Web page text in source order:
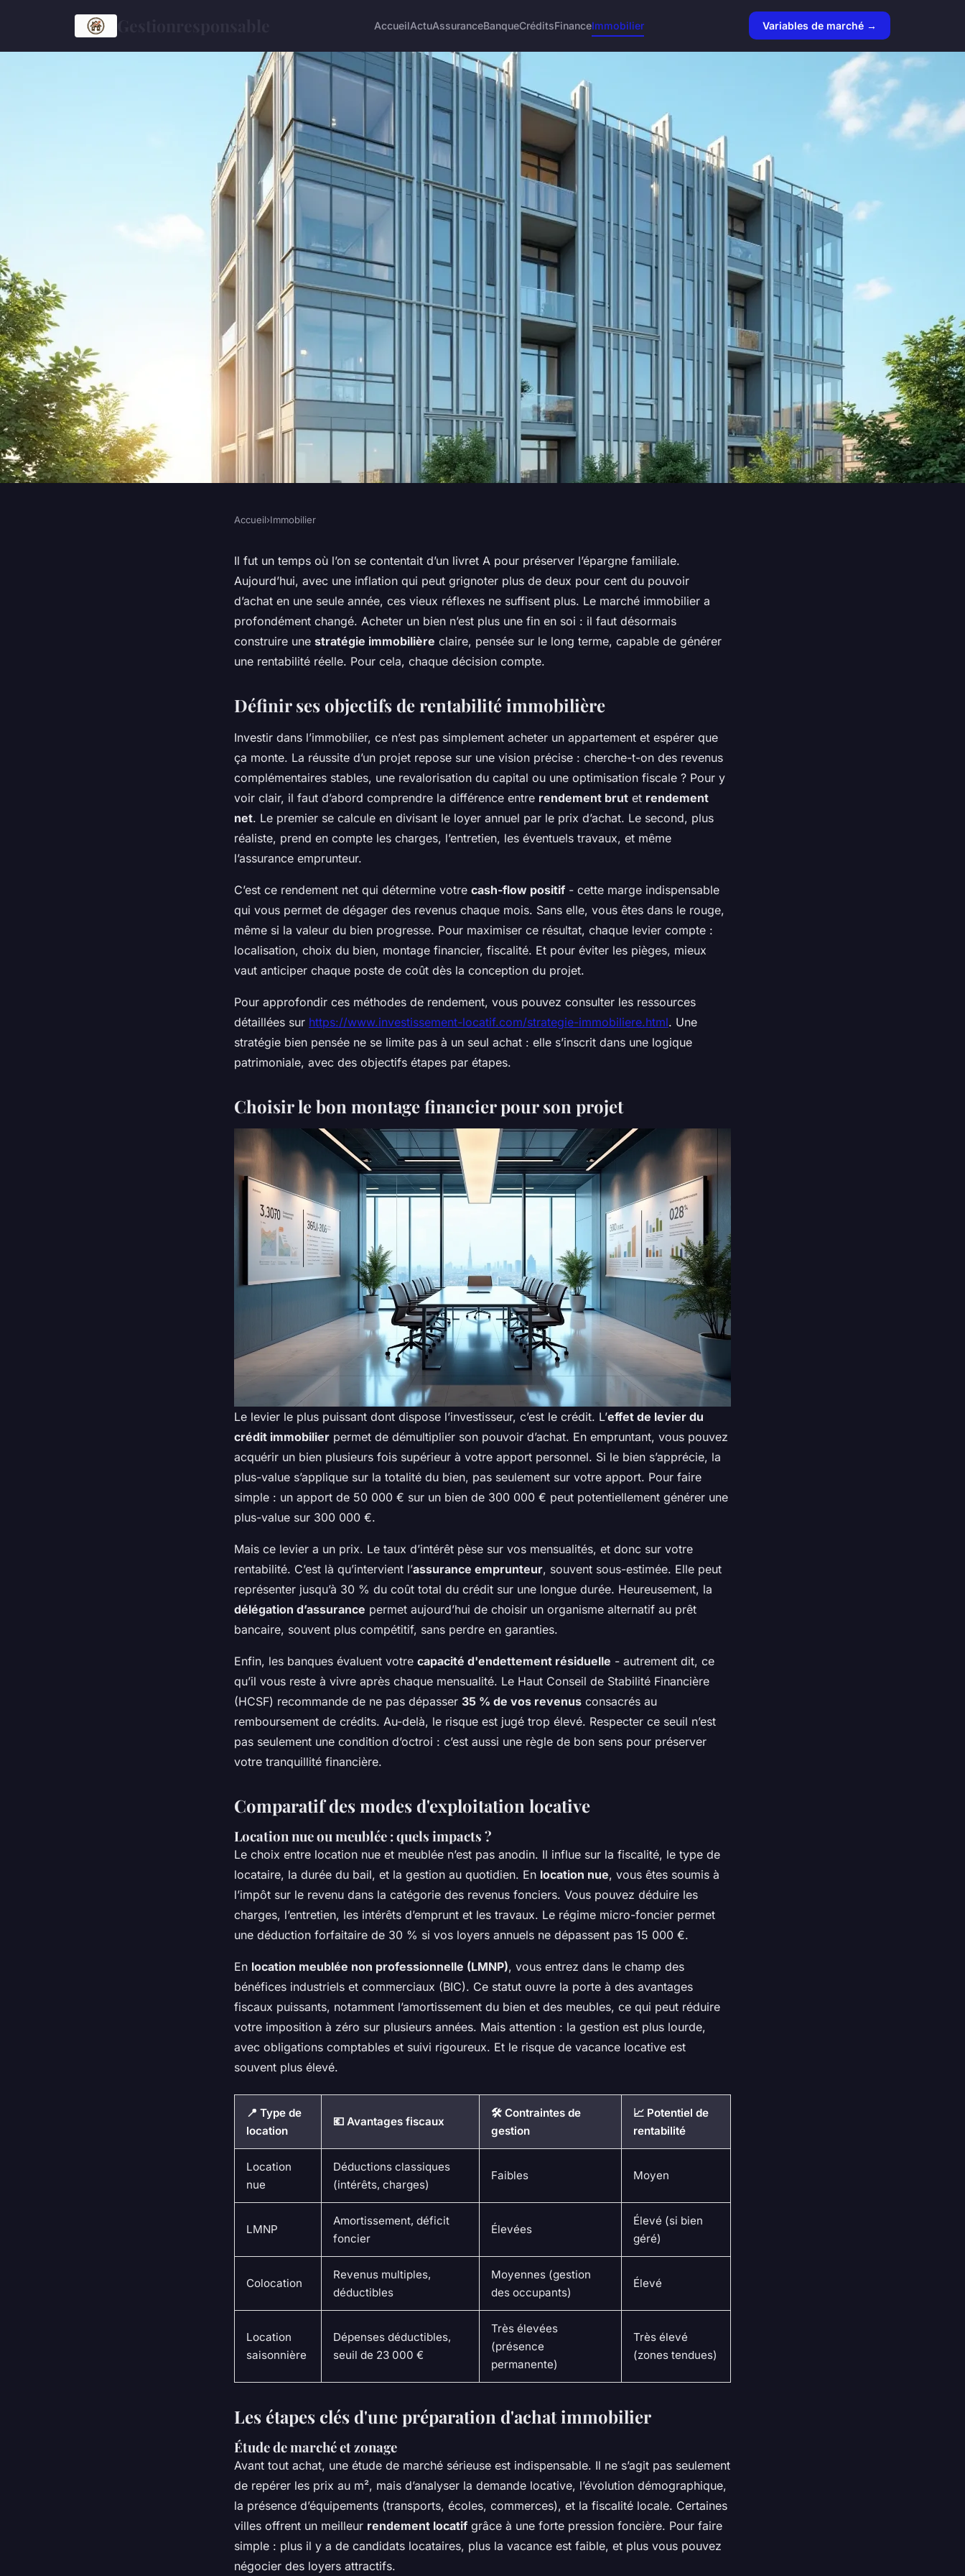
AccueilActuAssuranceBanqueCréditsFinanceImmobilier Variables de marché →
Comment élaborer une stratégie
immobilière rentable et efficace
Accueil›Immobilier
Il fut un temps où l’on se contentait d’un livret A pour préserver l’épargne familiale.
Aujourd’hui, avec une inflation qui peut grignoter plus de deux pour cent du pouvoir
d’achat en une seule année, ces vieux réflexes ne suffisent plus. Le marché immobilier a
profondément changé. Acheter un bien n’est plus une fin en soi : il faut désormais
construire une stratégie immobilière claire, pensée sur le long terme, capable de générer
une rentabilité réelle. Pour cela, chaque décision compte.
Définir ses objectifs de rentabilité immobilière
Investir dans l’immobilier, ce n’est pas simplement acheter un appartement et espérer que
ça monte. La réussite d’un projet repose sur une vision précise : cherche-t-on des revenus
complémentaires stables, une revalorisation du capital ou une optimisation fiscale ? Pour y
voir clair, il faut d’abord comprendre la différence entre rendement brut et rendement
net. Le premier se calcule en divisant le loyer annuel par le prix d’achat. Le second, plus
réaliste, prend en compte les charges, l’entretien, les éventuels travaux, et même
l’assurance emprunteur.
C’est ce rendement net qui détermine votre cash-flow positif - cette marge indispensable
qui vous permet de dégager des revenus chaque mois. Sans elle, vous êtes dans le rouge,
même si la valeur du bien progresse. Pour maximiser ce résultat, chaque levier compte :
localisation, choix du bien, montage financier, fiscalité. Et pour éviter les pièges, mieux
vaut anticiper chaque poste de coût dès la conception du projet.
Pour approfondir ces méthodes de rendement, vous pouvez consulter les ressources
détaillées sur https://www.investissement-locatif.com/strategie-immobiliere.html. Une
stratégie bien pensée ne se limite pas à un seul achat : elle s’inscrit dans une logique
patrimoniale, avec des objectifs étapes par étapes.
Choisir le bon montage financier pour son projet
Le levier le plus puissant dont dispose l’investisseur, c’est le crédit. L’effet de levier du
crédit immobilier permet de démultiplier son pouvoir d’achat. En empruntant, vous pouvez
acquérir un bien plusieurs fois supérieur à votre apport personnel. Si le bien s’apprécie, la
plus-value s’applique sur la totalité du bien, pas seulement sur votre apport. Pour faire
simple : un apport de 50 000 € sur un bien de 300 000 € peut potentiellement générer une
plus-value sur 300 000 €.
Mais ce levier a un prix. Le taux d’intérêt pèse sur vos mensualités, et donc sur votre
rentabilité. C’est là qu’intervient l’assurance emprunteur, souvent sous-estimée. Elle peut
représenter jusqu’à 30 % du coût total du crédit sur une longue durée. Heureusement, la
délégation d’assurance permet aujourd’hui de choisir un organisme alternatif au prêt
bancaire, souvent plus compétitif, sans perdre en garanties.
Enfin, les banques évaluent votre capacité d'endettement résiduelle - autrement dit, ce
qu’il vous reste à vivre après chaque mensualité. Le Haut Conseil de Stabilité Financière
(HCSF) recommande de ne pas dépasser 35 % de vos revenus consacrés au
remboursement de crédits. Au-delà, le risque est jugé trop élevé. Respecter ce seuil n’est
pas seulement une condition d’octroi : c’est aussi une règle de bon sens pour préserver
votre tranquillité financière.
Comparatif des modes d'exploitation locative
Location nue ou meublée : quels impacts ?
Le choix entre location nue et meublée n’est pas anodin. Il influe sur la fiscalité, le type de
locataire, la durée du bail, et la gestion au quotidien. En location nue, vous êtes soumis à
l’impôt sur le revenu dans la catégorie des revenus fonciers. Vous pouvez déduire les
charges, l’entretien, les intérêts d’emprunt et les travaux. Le régime micro-foncier permet
une déduction forfaitaire de 30 % si vos loyers annuels ne dépassent pas 15 000 €.
En location meublée non professionnelle (LMNP), vous entrez dans le champ des
bénéfices industriels et commerciaux (BIC). Ce statut ouvre la porte à des avantages
fiscaux puissants, notamment l’amortissement du bien et des meubles, ce qui peut réduire
votre imposition à zéro sur plusieurs années. Mais attention : la gestion est plus lourde,
avec obligations comptables et suivi rigoureux. Et le risque de vacance locative est
souvent plus élevé.
📍 Type de
location
💶 Avantages fiscaux
🛠️ Contraintes de
gestion
📈 Potentiel de
rentabilité
Location
nue
Déductions classiques
(intérêts, charges)
Faibles Moyen
LMNP
Amortissement, déficit
foncier
Élevées
Élevé (si bien
géré)
Colocation
Revenus multiples,
déductibles
Moyennes (gestion
des occupants)
Élevé
Location
saisonnière
Dépenses déductibles,
seuil de 23 000 €
Très élevées
(présence
permanente)
Très élevé
(zones tendues)
Les étapes clés d'une préparation d'achat immobilier
Étude de marché et zonage
Avant tout achat, une étude de marché sérieuse est indispensable. Il ne s’agit pas seulement
de repérer les prix au m², mais d’analyser la demande locative, l’évolution démographique,
la présence d’équipements (transports, écoles, commerces), et la fiscalité locale. Certaines
villes offrent un meilleur rendement locatif grâce à une forte pression foncière. Pour faire
simple : plus il y a de candidats locataires, plus la vacance est faible, et plus vous pouvez
négocier des loyers attractifs.